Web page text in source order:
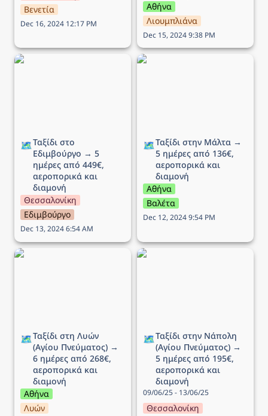
Βενετία
Dec 16, 2024 12:17 PM
Αθήνα
Λιουμπλιάνα
Dec 15, 2024 9:38 PM
Ταξίδι στο Εδιμβούργο →
🗺️Ταξίδι στο
Εδιμβούργο → 5
ημέρες από 449€,
αεροπορικά και
διαμονή
Θεσσαλονίκη
Εδιμβούργο
Dec 13, 2024 6:54 AM
Ταξίδι στην Μάλτα → 5
🗺️Ταξίδι στην Μάλτα →
5 ημέρες από 136€,
αεροπορικά και
διαμονή
Αθήνα
Βαλέτα
Dec 12, 2024 9:54 PM
Ταξίδι στη Λυών (Αγίου
🗺️Ταξίδι στη Λυών
(Αγίου Πνεύματος) →
6 ημέρες από 268€,
αεροπορικά και
διαμονή
Αθήνα
Λυών
Ταξίδι στην Νάπολη
🗺️Ταξίδι στην Νάπολη
(Αγίου Πνεύματος) →
5 ημέρες από 195€,
αεροπορικά και
διαμονή
09/06/25 - 13/06/25
Θεσσαλονίκη